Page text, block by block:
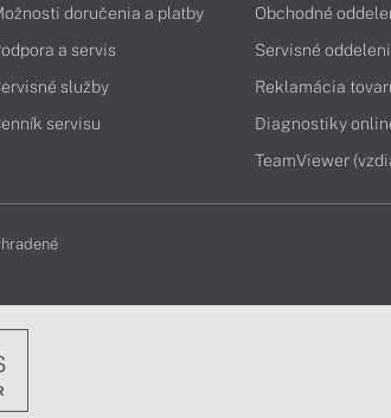
doručenia a platby
a servis
služby
servisu
Obchodné
Servisné
Reklamácia
Diagnostiky
TeamViewer